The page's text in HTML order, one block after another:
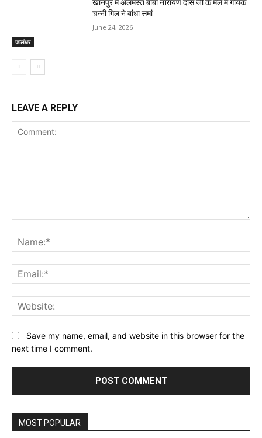
जालंधर
खानपुर में अलमस्त बाबा नारायण दास जी के मेले में गायक
चन्नी गिल ने बांधा समां
June 24, 2026
LEAVE A REPLY
Save my name, email, and website in this browser for the
next time I comment.
MOST POPULAR